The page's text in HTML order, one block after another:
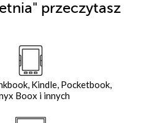
przeczytasz
Kindle, Pocketbook,
Boox i innych